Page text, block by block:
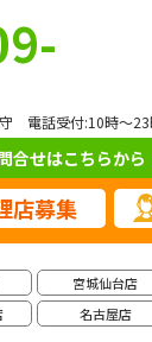
電話受付:10時～
合せはこちらから
店募集
宮城仙台店
名古屋店